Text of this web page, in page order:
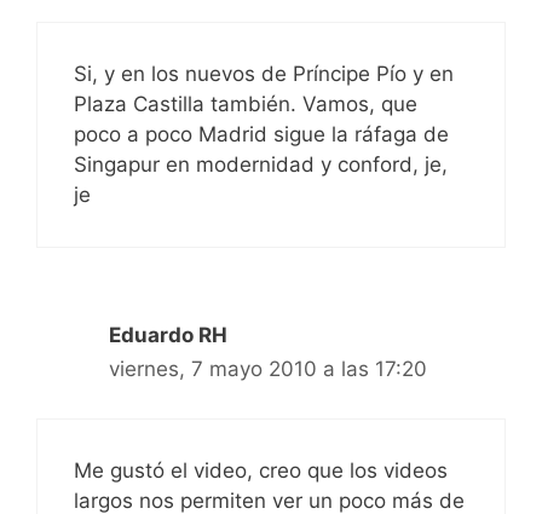
Si, y en los nuevos de Príncipe Pío y en
Plaza Castilla también. Vamos, que
poco a poco Madrid sigue la ráfaga de
Singapur en modernidad y conford, je,
je
Eduardo RH
viernes, 7 mayo 2010 a las 17:20
Me gustó el video, creo que los videos
largos nos permiten ver un poco más de